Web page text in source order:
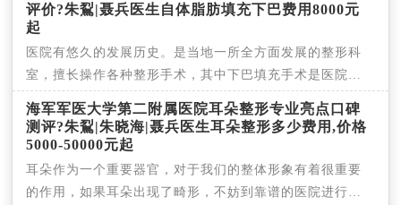
评价?朱鴷|聂兵医生自体脂肪填充下巴费用8000元
起
医院有悠久的发展历史。是当地一所全方面发展的整形科
室，擅长操作各种整形手术，其中下巴填充手术是医院的
海军军医大学第二附属医院耳朵整形专业亮点口碑
测评?朱鴷|朱晓海|聂兵医生耳朵整形多少费用,价格
5000-50000元起
耳朵作为一个重要器官，对于我们的整体形象有着很重要
的作用，如果耳朵出现了畸形，不妨到靠谱的医院进行耳